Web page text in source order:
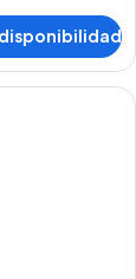
con una cama